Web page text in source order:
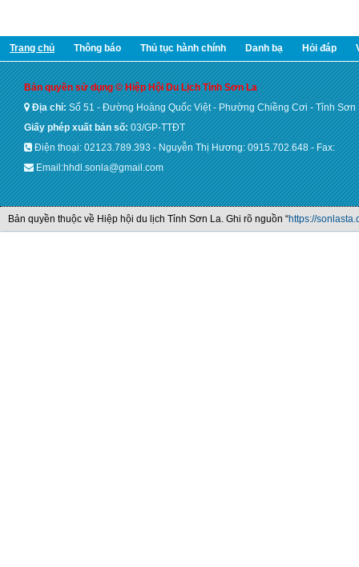
Trang chủ Thông báo Thủ tục hành chính Danh bạ Hỏi đáp
Bản quyền sử dụng © Hiệp Hội Du Lịch Tỉnh Sơn La
Địa chỉ:Số 51 - Đường Hoàng Quốc Việt - Phường Chiềng Cơi - Tỉnh Sơn
Giấy phép xuất bản số:03/GP-TTĐT
Điện thoại: 02123.789.393 - Nguyễn Thị Hương: 0915.702.648 - Fax:
Email:hhdl.sonla@gmail.com
Bản quyền thuộc về Hiệp hội du lịch Tỉnh Sơn La. Ghi rõ nguồn “https://